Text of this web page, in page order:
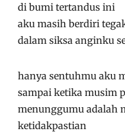
di bumi tertandus ini
aku masih berdiri
dalam siksa anginku
hanya sentuhmu aku
sampai ketika musim
menunggumu adalah
ketidakpastian